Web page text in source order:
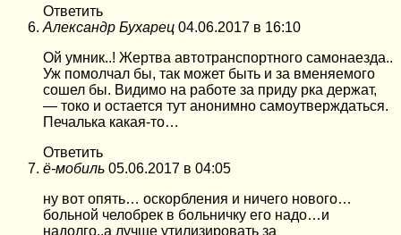
Ответить
Александр Бухарец 04.06.2017 в 16:10
Ой умник..! Жертва автотранспортного самонаезда..
Уж помолчал бы, так может быть и за вменяемого
сошел бы. Видимо на работе за приду рка держат,
— токо и остается тут анонимно самоутверждаться.
Печалька какая-то…
Ответить
ё-мобиль 05.06.2017 в 04:05
ну вот опять… оскорбления и ничего нового…
больной челобрек в больничку его надо…и
надолго..а лучще утилизировать за